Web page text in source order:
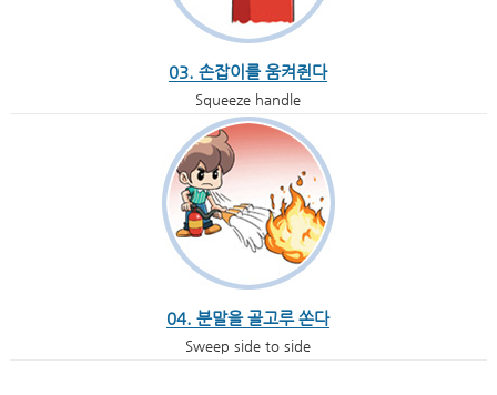
03. 손잡이를 움켜쥔다
Squeeze handle
04. 분말을 골고루 쏜다
Sweep side to side